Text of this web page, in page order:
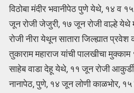
विठोबा मंदीर भवानीपेठ पुणे येथे, १४ व
जून रोजी जेजुरी, १७ जून रोजी वाल्हे
रोजी नीरा येथून सातारा जिल्ह्यात
तुकाराम महाराज यांची पालखीचा
साहेब वाडा देहू येथे, ११ जून रोजी
नानापेठ, पुणे, १४ जून लोणी काळभोर,